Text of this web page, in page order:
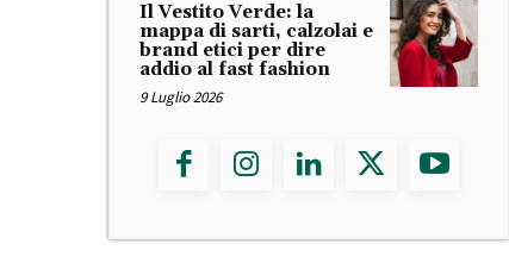
Il Vestito Verde: la
mappa di sarti, calzolai e
brand etici per dire
addio al fast fashion
9 Luglio 2026